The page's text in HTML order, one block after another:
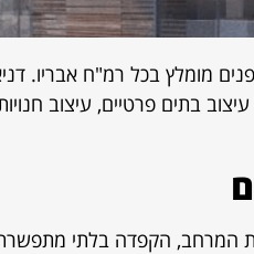
מומלץ בכל רמ"ח אבריו.
בתים פרטיים, עיצוב
המרחב, הקפדה בלתי מתפשרת